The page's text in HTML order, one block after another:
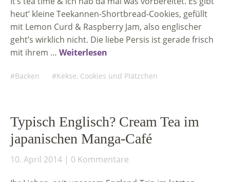
heut’ kleine Teekannen-Shortbread-Cookies, gefüllt
mit Lemon Curd & Raspberry Jam, also englischer
geht’s wirklich nicht. Die liebe Persis ist gerade frisch
mit ihrem … Weiterlesen
Backen Kekse, Cookies und Plätzchen
Typisch Englisch? Cream Tea im
japanischen Manga-Café
10. April 2014 0 Kommentare